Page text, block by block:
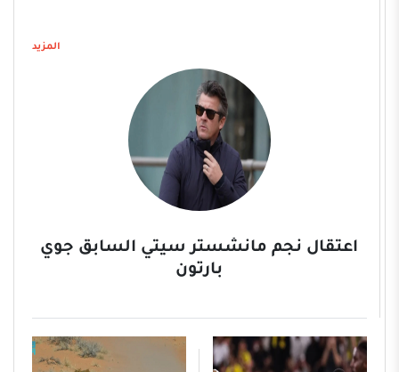
الإلكترونية. وفي النسخة الثالثة من البطولة، التي تستضيفها
تدخل الأندية السعودية تحديًا جديدًا للحفاظ على لقب بطولة الأندية،
في ظل اتساع قاعدة المنافسة وارتفاع عدد الأندية المشاركة من
مختلف أنحاء العالم. وتُعد بطولة الأندية المسار التنافسي الأبرز في
كأس العالم للرياضات الإلكترونية، ...
المزيد
اعتقال نجم مانشستر سيتي السابق جوي
بارتون